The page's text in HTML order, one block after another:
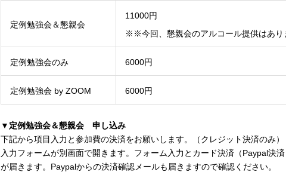
定例勉強会＆懇親会
11000円
※※今回、懇親会のアルコール提供はあり
定例勉強会のみ 6000円
定例勉強会 by ZOOM 6000円
▼定例勉強会＆懇親会 申し込み
下記から項目入力と参加費の決済をお願いします。（クレジット決済のみ）
入力フォームが別画面で開きます。フォーム入力とカード決済（Paypal決
が届きます。Paypalからの決済確認メールも届きますので確認ください。